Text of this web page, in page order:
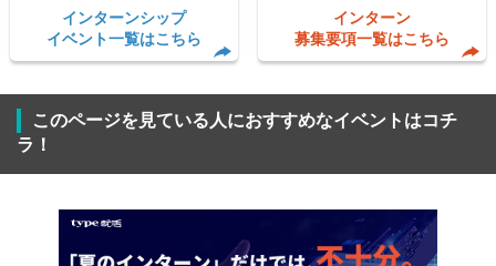
インターンシップ
イベント一覧はこちら
インターン
募集要項一覧はこちら
このページを見ている人におすすめなイベントはコチ
ラ！